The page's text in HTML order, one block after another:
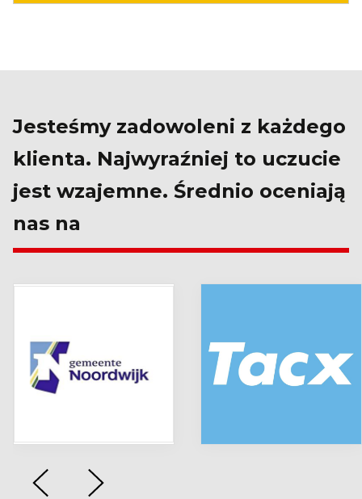
Jesteśmy zadowoleni z każdego
klienta. Najwyraźniej to uczucie
jest wzajemne. Średnio oceniają
nas na